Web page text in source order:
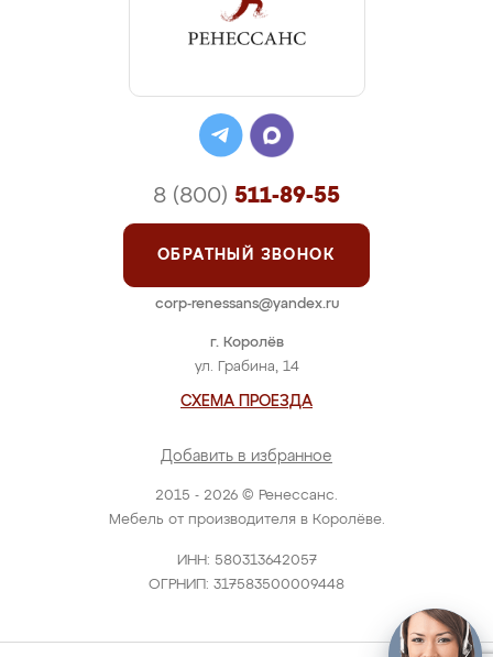
2015 - 2026 © Ренессанс.
Мебель от производителя в Королёве.
ИНН: 580313642057
ОГРНИП: 317583500009448
г. Королёв
ул. Грабина, 14
СХЕМА ПРОЕЗДА
Добавить в избранное
8 (800) 511-89-55
ОБРАТНЫЙ ЗВОНОК
corp-renessans@yandex.ru